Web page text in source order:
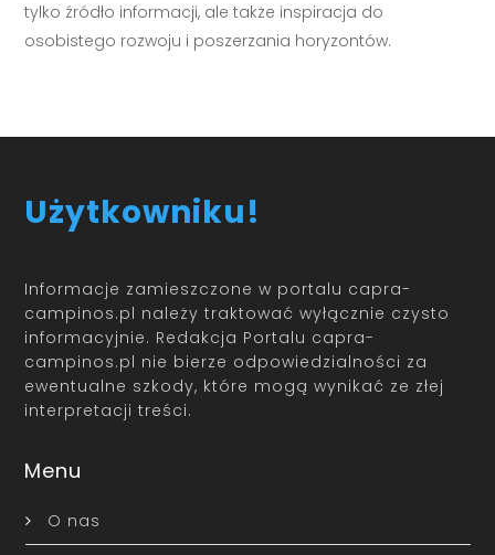
tylko źródło informacji, ale także inspiracja do
osobistego rozwoju i poszerzania horyzontów.
Użytkowniku!
Informacje zamieszczone w portalu capra-
campinos.pl należy traktować wyłącznie czysto
informacyjnie. Redakcja Portalu capra-
campinos.pl nie bierze odpowiedzialności za
ewentualne szkody, które mogą wynikać ze złej
interpretacji treści.
Menu
O nas